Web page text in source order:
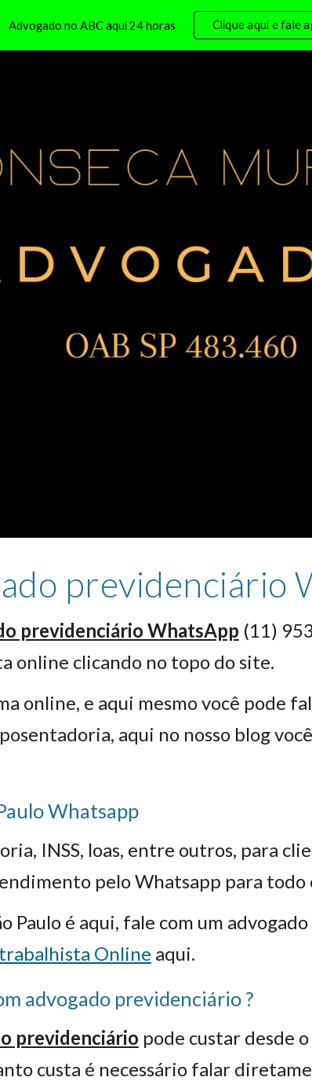
to main content Skip to
Advogado no ABC aqui 24 horas Clique aqui e fale
previdenciário
previdenciário WhatsApp (11)
online clicando no topo do site.
online, e aqui mesmo você pode
, aqui no nosso blog
Whatsapp
INSS, loas, entre outros, para
pelo Whatsapp para todo
Paulo é aqui, fale com um advogado
Online aqui.
advogado previdenciário ?
previdenciário pode custar desde
custa é necessário falar